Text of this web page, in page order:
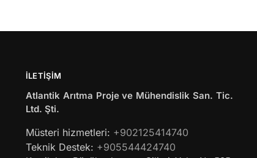
İLETIŞIM
Atlantik Arıtma Proje ve Mühendislik San. Tic.
Ltd. Şti.
Müsteri hizmetleri: +902125414740
Teknik Destek: +905544424740